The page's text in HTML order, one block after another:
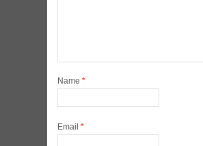
Name *
Email *